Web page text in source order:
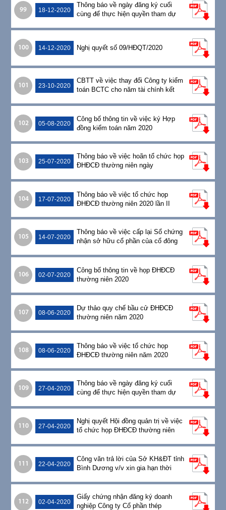
99 18-12-2020
Thông báo về ngày đăng ký cuối
cùng để thực hiện quyền tham dự
cổ đông bằng văn bản
100 14-12-2020 Nghị quyết số 09/HĐQT/2020
101 23-10-2020
CBTT về việc thay đổi Công ty kiểm
toán BCTC cho năm tài chính kết
102 05-08-2020
Công bố thông tin về việc ký Hợp
đồng kiểm toán năm 2020
103 25-07-2020
Thông báo về việc hoãn tổ chức họp
ĐHĐCĐ thường niên ngày
104 17-07-2020
Thông báo về việc tổ chức họp
ĐHĐCĐ thường niên 2020 lần II
105 14-07-2020
Thông báo về việc cấp lại Sổ chứng
nhận sở hữu cổ phần của cổ đông
106 02-07-2020
Công bố thông tin về họp ĐHĐCĐ
thường niên 2020
107 08-06-2020
Dự thảo quy chế bầu cử ĐHĐCĐ
thường niên năm 2020
108 08-06-2020
Thông báo về việc tổ chức họp
ĐHĐCĐ thường niên năm 2020
109 27-04-2020
Thông báo về ngày đăng ký cuối
cùng để thực hiện quyền tham dự
110 27-04-2020
Nghị quyết Hội đồng quản trị về việc
tổ chức họp ĐHĐCĐ thường niên
111 22-04-2020
Công văn trả lời của Sở KH&ĐT tỉnh
Bình Dương v/v xin gia hạn thời
niên năm 2020
112 02-04-2020
Giấy chứng nhận đăng ký doanh
nghiệp Công ty Cổ phần thép